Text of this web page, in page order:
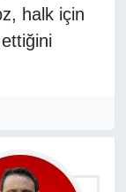
halk için